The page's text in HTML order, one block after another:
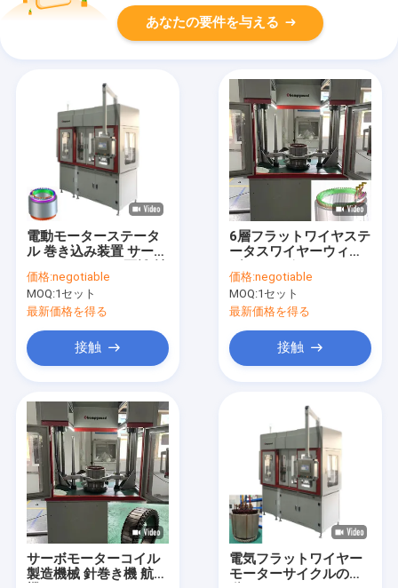
あなたの要件を与える
電動モーターステータ
ル 巻き込み装置 サーボ
大
価格:negotiable
MOQ:1セット
最新価格を得る
接触
6層フラットワイヤステ
ータスワイヤーウィン
イル製造機械ODM
価格:negotiable
MOQ:1セット
最新価格を得る
接触
サーボモーターコイル
製造機械 針巻き機 航空
電気フラットワイヤー
モーターサイクルの自